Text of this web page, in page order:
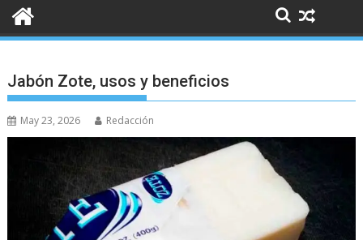
Jabón Zote, usos y beneficios
May 23, 2026 Redacción